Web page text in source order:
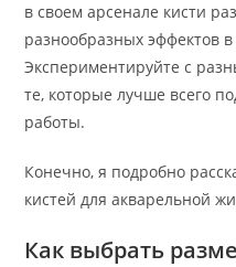
в своем арсенале кисти
разнообразных эффектов
Экспериментируйте с
те, которые лучше всего
работы.
Конечно, я подробно
кистей для акварельной
Как выбрать